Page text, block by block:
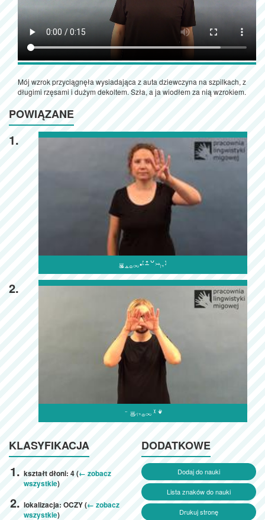
Mój wzrok przyciągnęła wysiadająca z auta dziewczyna na szpilkach, z
długimi rzęsami i dużym dekoltem. Szła, a ja wiodłem za nią wzrokiem.
POWIĄZANE
1.

2.

KLASYFIKACJA
kształt dłoni: 4 (← zobacz
wszystkie)
lokalizacja: OCZY (← zobacz
wszystkie)
DODATKOWE
Dodaj do nauki
Lista znaków do nauki
Drukuj stronę